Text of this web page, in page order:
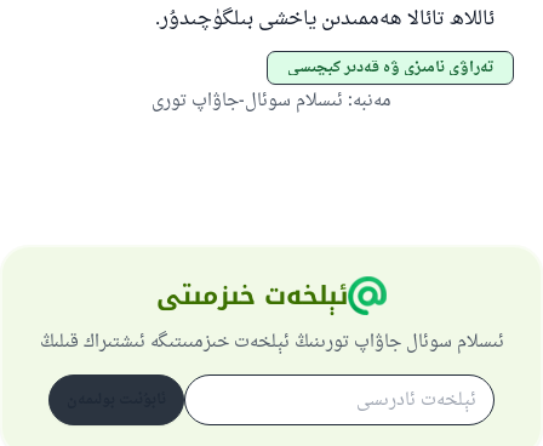
ئاللاھ تائالا ھەممىدىن ياخشى بىلگۈچىدۇر.
تەراۋى نامىزى ۋە قەدىر كېچىسى
مەنبە: ئىسلام سوئال-جاۋاپ تورى
ئېلخەت خىزمىتى
ئىسلام سوئال جاۋاپ تورىنىڭ ئېلخەت خىزمىىتىگە ئىشتىراك قىلىڭ